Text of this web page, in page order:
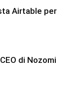
Airtable per
di Nozomi